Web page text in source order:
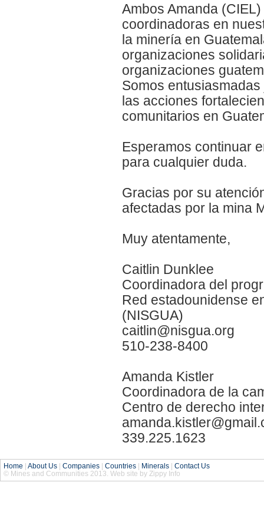
Ambos Amanda
coordinadoras en
la minería en
organizaciones
organizaciones
Somos
las acciones
comunitarios en
Esperamos continuar
para cualquier duda.
Gracias por su
afectadas por la mina
Muy atentamente,
Caitlin Dunklee
Coordinadora del
Red estadounidense
(NISGUA)
caitlin@nisgua.org
510-238-8400
Amanda Kistler
Coordinadora de la
Centro de derecho
339.225.1623
Home | About Us | Companies | Countries | Minerals | Contact Us
© Mines and Communities 2013. Web site by Zippy Info